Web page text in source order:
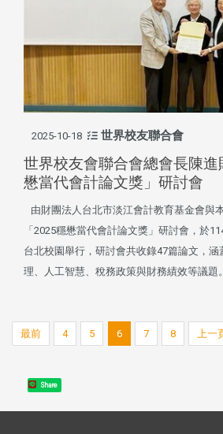
2025-10-18 世界校友聯合會
世界校友會聯合會總會長陳
懋當代會計論文獎」研討會
由財團法人台北市淡江會計教育基金會與
「2025穩懋當代會計論文獎」研討會，於
台北校園舉行，研討會共收錄47篇論文，涵
理、人工智慧、稅務政策與財務績效等議題。
最前 4 5 6 7 8 上一
Share